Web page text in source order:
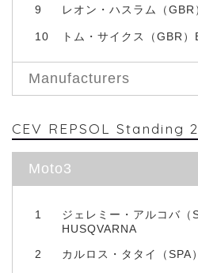
9 レオン・ハスラム（
10 トム・サイクス（GBR）
Manufacturers
CEV REPSOL Standing
Moto3
1
ジェレミー・アルコバ（
HUSQVARNA
2 カルロス・タタイ（SPA